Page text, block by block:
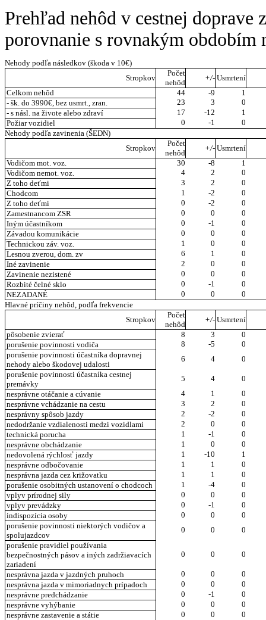
Prehľad nehôd v cestnej doprave
porovnanie s rovnakým
Nehody podľa následkov (škoda v 10€)
Stropkov
Počet
nehôd
+/- Usmrtení
Celkom nehôd
44 -9
1
- šk. do 3990€, bez usmrt., zran.
23 3
0
- s násl. na živote alebo zdraví
17 -12
1
Požiar vozidiel
0 -1
0
Nehody podľa zavinenia (ŠEDN)
Stropkov
Počet
nehôd
+/- Usmrtení
Vodičom mot. voz.
30 -8
1
Vodičom nemot. voz.
4 2
0
Z toho deťmi
3 2
0
Chodcom
1 -2
0
Z toho deťmi
0 -2
0
Zamestnancom ZSR
0 0
0
Iným účastníkom
0 -1
0
Závadou komunikácie
0 0
0
Technickou záv. voz.
1 0
0
Lesnou zverou, dom. zv
6 1
0
Iné zavinenie
2 0
0
Zavinenie nezistené
0 0
0
Rozbité čelné sklo
0 -1
0
NEZADANÉ
0 0
0
Hlavné príčiny nehôd, podľa frekvencie
Stropkov
Počet
nehôd
+/- Usmrtení
pôsobenie zvierať
8 3
0
porušenie povinnosti vodiča
8 -5
0
porušenie povinnosti účastníka dopravnej
nehody alebo škodovej udalosti
6 4
0
porušenie povinnosti účastníka cestnej
premávky
5 4
0
nesprávne otáčanie a cúvanie
4 1
0
nesprávne vchádzanie na cestu
3 2
0
nesprávny spôsob jazdy
2 -2
0
nedodržanie vzdialenosti medzi vozidlami
2 0
0
technická porucha
1 -1
0
nesprávne obchádzanie
1 0
0
nedovolená rýchlosť jazdy
1 -10
1
nesprávne odbočovanie
1 1
0
nesprávna jazda cez križovatku
1 1
0
porušenie osobitných ustanovení o chodcoch
1 -4
0
vplyv prírodnej sily
0 0
0
vplyv prevádzky
0 -1
0
indispozícia osoby
0 0
0
porušenie povinnosti niektorých vodičov a
spolujazdcov
0 0
0
porušenie pravidiel používania
bezpečnostných pásov a iných zadržiavacích
zariadení
0 0 0
nesprávna jazda v jazdných pruhoch 0 0
0
nesprávna jazda v mimoriadnych prípadoch
0 0
0
nesprávne predchádzanie
0 -1
0
nesprávne vyhýbanie
0 0
0
nesprávne zastavenie a státie
0 0
0